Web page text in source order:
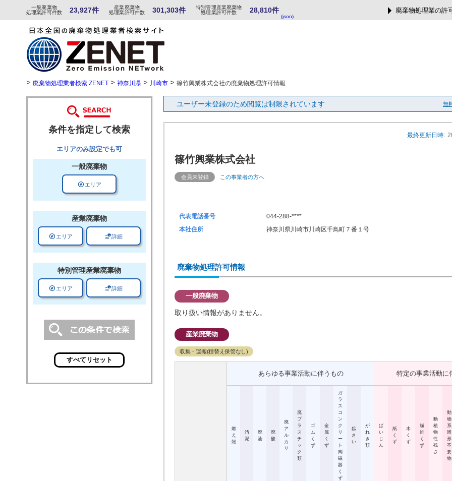
一般廃棄物
処理業許可件数
23,927件 産業廃棄物
処理業許可件数
301,303件 特別管理産業廃棄物
処理業許可件数
28,810件
(json)
廃棄物処理業の許
> 廃棄物処理業者検索 ZENET > 神奈川県 > 川崎市 > 篠竹興業株式会社の廃棄物処理許可情報
条件を指定して検索
エリアのみ設定でも可
一般廃棄物
explore エリア
産業廃棄物
explore エリア data_info_alert詳細
特別管理産業廃棄物
explore エリア data_info_alert詳細
ユーザー未登録のため閲覧は制限されています 無
最終更新日時:
篠竹興業株式会社
会員未登録 この事業者の方へ
代表電話番号
044-288-****
本社住所
神奈川県川崎市川崎区千鳥町７番１号
廃棄物処理許可情報
一般廃棄物
取り扱い情報がありません。
産業廃棄物
収集・運搬(積替え保管なし)
あらゆる事業活動に伴うもの 特定の事業活動に
燃
え
殻
汚
泥
廃
油
廃
酸
廃
ア
ル
カ
リ
廃
プ
ラ
ス
チ
ッ
ク
類
ゴ
ム
く
ず
金
属
く
ず
ガ
ラ
ス
コ
ン
ク
リ
ー
ト
陶
磁
器
く
ず
鉱
さ
い
が
れ
き
類
ば
い
じ
ん
紙
く
ず
木
く
ず
繊
維
く
ず
動
植
物
性
残
さ
動
物
系
固
形
不
要
物